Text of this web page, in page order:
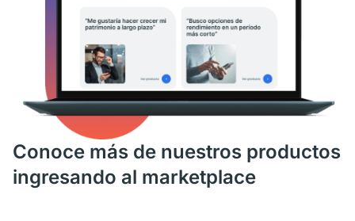
Conoce más de nuestros productos
ingresando al marketplace